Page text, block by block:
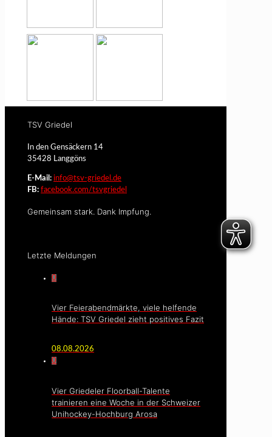
TSV Griedel
In den Gensäckern 14
35428 Langgöns
E-Mail: info@tsv-griedel.de
FB: facebook.com/tsvgriedel
Gemeinsam stark. Dank Impfung.
Letzte Meldungen
0
Vier Feierabendmärkte, viele helfende
Hände: TSV Griedel zieht positives Fazit
08.08.2026
0
Vier Griedeler Floorball-Talente
trainieren eine Woche in der Schweizer
Unihockey-Hochburg Arosa